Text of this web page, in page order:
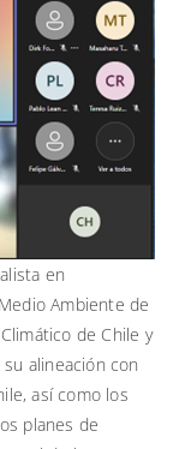
en
Ambiente de
de Chile y
alineación con
así como los
planes de